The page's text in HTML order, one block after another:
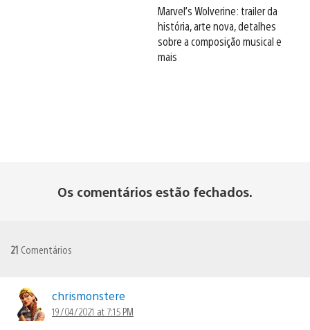
Marvel’s Wolverine: trailer da
história, arte nova, detalhes
sobre a composição musical e
mais
Os comentários estão fechados.
21 Comentários
chrismonstere
19/04/2021 at 7:15 PM